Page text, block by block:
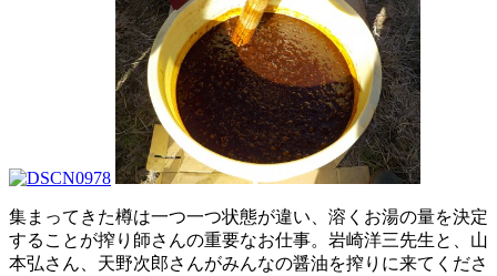
集まってきた樽は一つ一つ状態が違い、溶くお湯の量を決定
することが搾り師さんの重要なお仕事。岩崎洋三先生と、山
本弘さん、天野次郎さんがみんなの醤油を搾りに来てくださ